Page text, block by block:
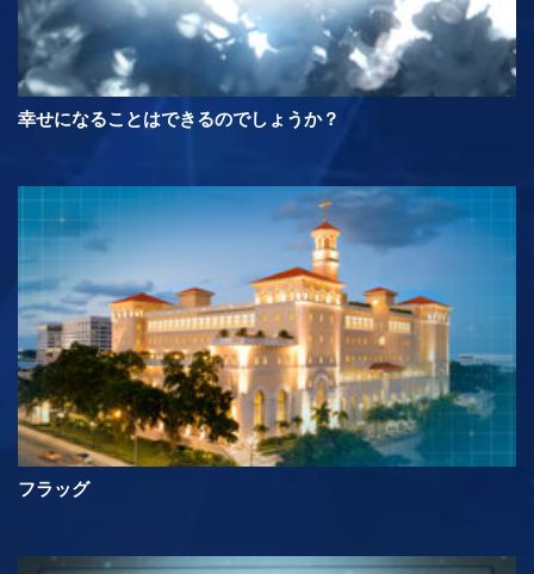
幸せになることはできるのでしょうか？
フラッグ